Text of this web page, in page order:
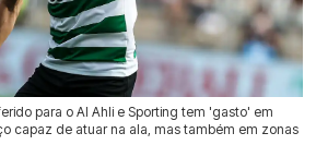
para o Al Ahli e Sporting tem 'gasto' em
capaz de atuar na ala, mas também em zonas